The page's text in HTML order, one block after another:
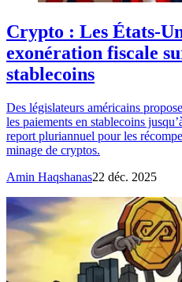
Crypto : Les États-
exonération fiscale
stablecoins
Des législateurs américains
les paiements en stablecoins
report pluriannuel pour les
minage de cryptos.
Amin Haqshanas22 déc. 2025